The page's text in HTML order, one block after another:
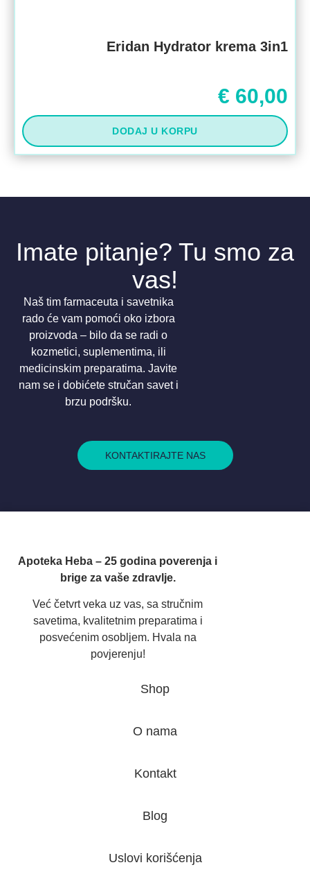
Eridan Hydrator krema 3in1
€ 60,00
DODAJ U KORPU
Imate pitanje? Tu smo za
vas!
Naš tim farmaceuta i savetnika
rado će vam pomoći oko izbora
proizvoda – bilo da se radi o
kozmetici, suplementima, ili
medicinskim preparatima. Javite
nam se i dobićete stručan savet i
brzu podršku.
KONTAKTIRAJTE NAS
Apoteka Heba – 25 godina poverenja i
brige za vaše zdravlje.
Već četvrt veka uz vas, sa stručnim
savetima, kvalitetnim preparatima i
posvećenim osobljem. Hvala na
povjerenju!
Shop
O nama
Kontakt
Blog
Uslovi korišćenja